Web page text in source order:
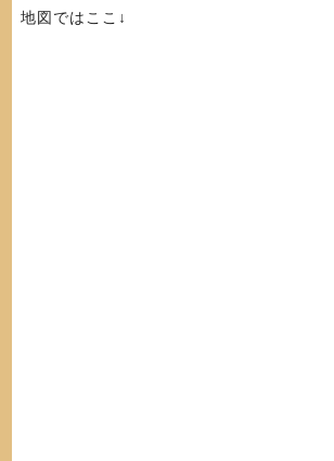
地図ではここ↓